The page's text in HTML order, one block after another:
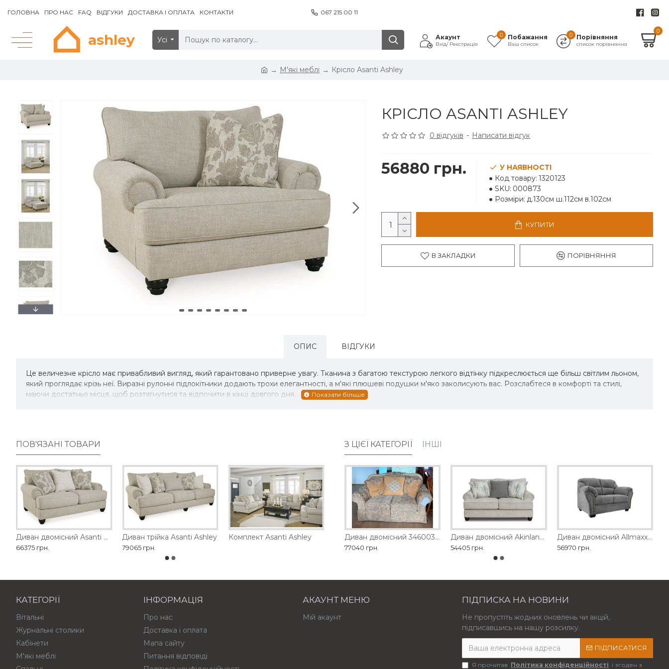
ГОЛОВНА ПРО НАС FAQ ВІДГУКИ ДОСТАВКА І ОПЛАТА КОНТАКТИ 067 215 00 11
ashley Усі Акаунт
Вхід/ Реєстрація
Побажання
Ваш список
0 Порівняння
список порівняння
0
0
М'які меблі Крісло Asanti Ashley
КРІСЛО ASANTI ASHLEY
0 відгуків - Написати відгук
56880 грн.
У НАЯВНОСТІ
Код товару: 1320123
SKU: 000873
Розміри: д.130см ш.112см в.102см
КУПИТИ
В ЗАКЛАДКИ ПОРІВНЯННЯ
ОПИС ВІДГУКИ
Це величезне крісло має привабливий вигляд, який гарантовано приверне увагу. Тканина з багатою текстурою легкого відтінку підкреслюється ще більш світлим льоном,
який проглядає крізь неї. Виразні рулонні підлокітники додають трохи елегантності, а м'які плюшеві подушки м'яко заколисують вас. Розслабтеся в комфорті та стилі,
маючи достатньо місця, щоб розтягнутися та відпочити в кінці довгого дня.
ПОВ'ЯЗАНІ ТОВАРИ
Диван двомісний Asanti Ashley
66375 грн.
Диван трійка Asanti Ashley
79065 грн.
Комплект Asanti Ashley
З ЦІЄЇ КАТЕГОРІЇ ІНШІ
Диван SEDA MOBILARIO
179370 грн.
Диван двомісний 1428-2D
114840 грн.
Диван двомісний 1461-2D Диван двомісний 3460035 Ashley
77040 грн.
Диван двомісний Akinlane Ashley
54405 грн.
Диван двомісний Allmaxx Ashley
56970 грн.
КАТЕГОРІЇ
Вітальні
Журнальні столики
Кабінети
М'які меблі
ІНФОРМАЦІЯ
Про нас
Доставка і оплата
Мапа сайту
Питання відповіді
АКАУНТ МЕНЮ
Мій акаунт
ПІДПИСКА НА НОВИНИ
Не пропустіть жодних оновлень чи акцій,
підписавшись на нашу розсилку.
ПІДПИСАТИСЯ
Я прочитав Політика конфіденційності і згоден з